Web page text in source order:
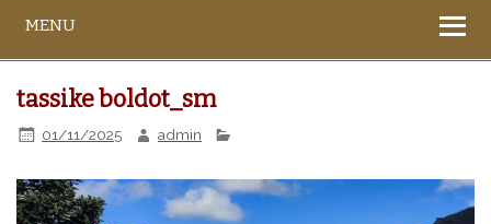
MENU
tassike boldot_sm
01/11/2025 admin